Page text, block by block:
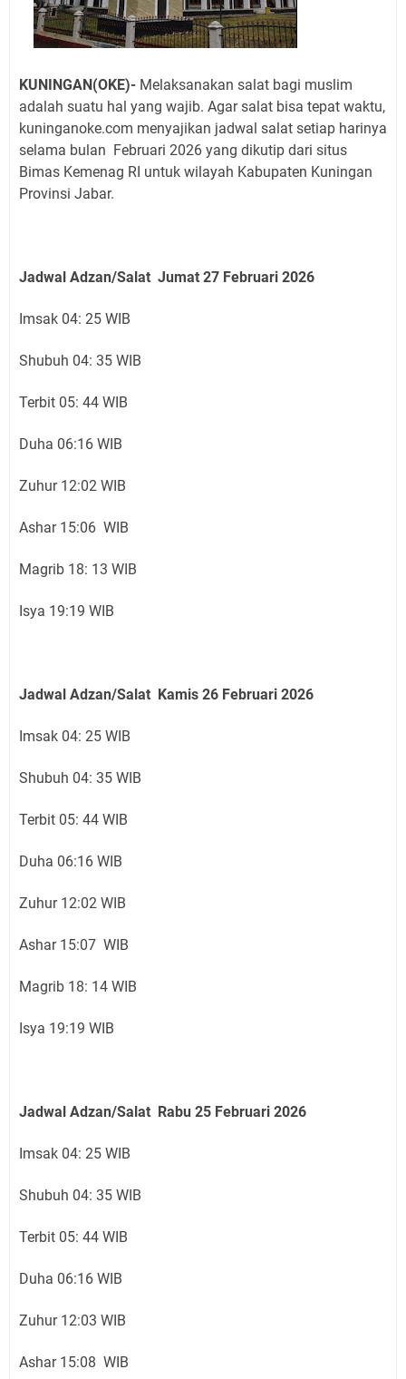
KUNINGAN(OKE)- Melaksanakan salat bagi muslim
adalah suatu hal yang wajib. Agar salat bisa tepat waktu,
kuninganoke.com menyajikan jadwal salat setiap harinya
selama bulan Februari 2026 yang dikutip dari situs
Bimas Kemenag RI untuk wilayah Kabupaten Kuningan
Provinsi Jabar.
Jadwal Adzan/Salat Jumat 27 Februari 2026
Imsak 04: 25 WIB
Shubuh 04: 35 WIB
Terbit 05: 44 WIB
Duha 06:16 WIB
Zuhur 12:02 WIB
Ashar 15:06 WIB
Magrib 18: 13 WIB
Isya 19:19 WIB
Jadwal Adzan/Salat Kamis 26 Februari 2026
Imsak 04: 25 WIB
Shubuh 04: 35 WIB
Terbit 05: 44 WIB
Duha 06:16 WIB
Zuhur 12:02 WIB
Ashar 15:07 WIB
Magrib 18: 14 WIB
Isya 19:19 WIB
Jadwal Adzan/Salat Rabu 25 Februari 2026
Imsak 04: 25 WIB
Shubuh 04: 35 WIB
Terbit 05: 44 WIB
Duha 06:16 WIB
Zuhur 12:03 WIB
Ashar 15:08 WIB